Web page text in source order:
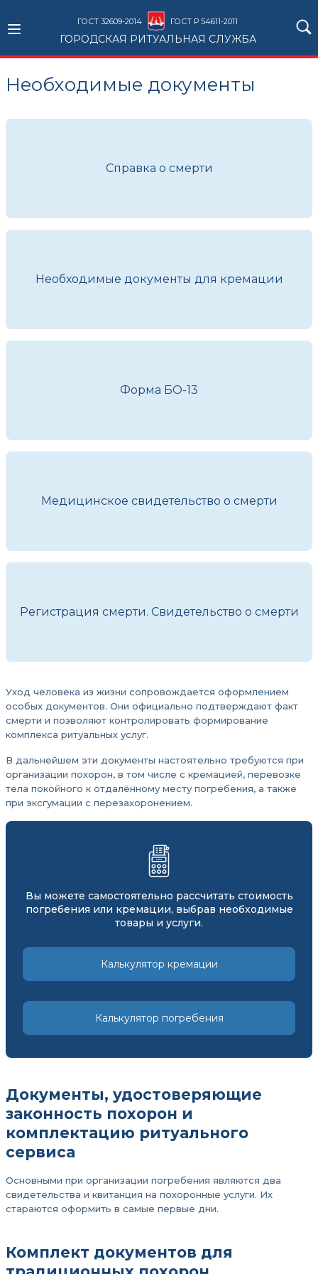
ГОСТ 32609-2014 ГОСТ Р 54611-2011
ГОРОДСКАЯ РИТУАЛЬНАЯ СЛУЖБА
Необходимые документы
Справка о смерти
Необходимые документы для кремации
Форма БО-13
Медицинское свидетельство о смерти
Регистрация смерти. Свидетельство о смерти
Уход человека из жизни сопровождается оформлением
особых документов. Они официально подтверждают факт
смерти и позволяют контролировать формирование
комплекса ритуальных услуг.
В дальнейшем эти документы настоятельно требуются при
организации похорон, в том числе с кремацией, перевозке
тела покойного к отдалённому месту погребения, а также
при эксгумации с перезахоронением.
Вы можете самостоятельно рассчитать стоимость
погребения или кремации, выбрав необходимые
товары и услуги.
Калькулятор кремации
Калькулятор погребения
Документы, удостоверяющие
законность похорон и
комплектацию ритуального
сервиса
Основными при организации погребения являются два
свидетельства и квитанция на похоронные услуги. Их
стараются оформить в самые первые дни.
Комплект документов для